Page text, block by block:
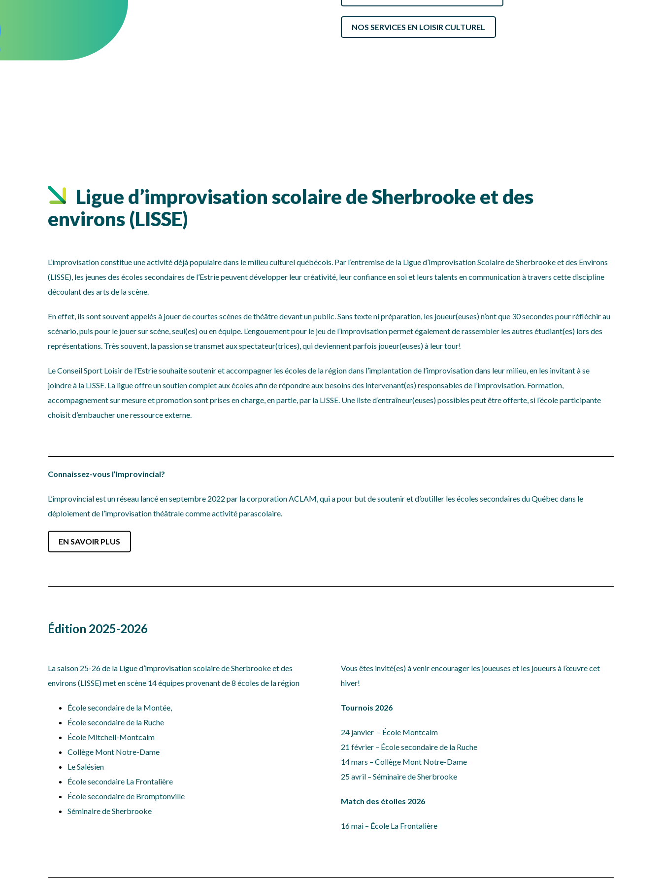
SÉCURITÉ, INTÉGRITÉ ET ÉTHIQUE
NOS SERVICES EN LOISIR CULTUREL
Ligue d’improvisation scolaire de Sherbrooke et des
environs (LISSE)
L’improvisation constitue une activité déjà populaire dans le milieu culturel québécois. Par l’entremise de la Ligue d’Improvisation Scolaire de Sherbrooke et des Environs
(LISSE), les jeunes des écoles secondaires de l’Estrie peuvent développer leur créativité, leur confiance en soi et leurs talents en communication à travers cette discipline
découlant des arts de la scène.
En effet, ils sont souvent appelés à jouer de courtes scènes de théâtre devant un public. Sans texte ni préparation, les joueur(euses) n’ont que 30 secondes pour réfléchir au
scénario, puis pour le jouer sur scène, seul(es) ou en équipe. L’engouement pour le jeu de l’improvisation permet également de rassembler les autres étudiant(es) lors des
représentations. Très souvent, la passion se transmet aux spectateur(trices), qui deviennent parfois joueur(euses) à leur tour!
Le Conseil Sport Loisir de l’Estrie souhaite soutenir et accompagner les écoles de la région dans l’implantation de l’improvisation dans leur milieu, en les invitant à se
joindre à la LISSE. La ligue offre un soutien complet aux écoles afin de répondre aux besoins des intervenant(es) responsables de l’improvisation. Formation,
accompagnement sur mesure et promotion sont prises en charge, en partie, par la LISSE. Une liste d’entraîneur(euses) possibles peut être offerte, si l’école participante
choisit d’embaucher une ressource externe.
Connaissez-vous l’Improvincial?
L’improvincial est un réseau lancé en septembre 2022 par la corporation ACLAM, qui a pour but de soutenir et d’outiller les écoles secondaires du Québec dans le
déploiement de l’improvisation théâtrale comme activité parascolaire.
EN SAVOIR PLUS
Édition 2025-2026
La saison 25-26 de la Ligue d’improvisation scolaire de Sherbrooke et des
environs (LISSE) met en scène 14 équipes provenant de 8 écoles de la région
École secondaire de la Montée,
École secondaire de la Ruche
École Mitchell-Montcalm
Collège Mont Notre-Dame
Le Salésien
École secondaire La Frontalière
École secondaire de Bromptonville
Séminaire de Sherbrooke
Vous êtes invité(es) à venir encourager les joueuses et les joueurs à l’œuvre cet
hiver!
Tournois 2026
24 janvier – École Montcalm
21 février – École secondaire de la Ruche
14 mars – Collège Mont Notre-Dame
25 avril – Séminaire de Sherbrooke
Match des étoiles 2026
16 mai – École La Frontalière